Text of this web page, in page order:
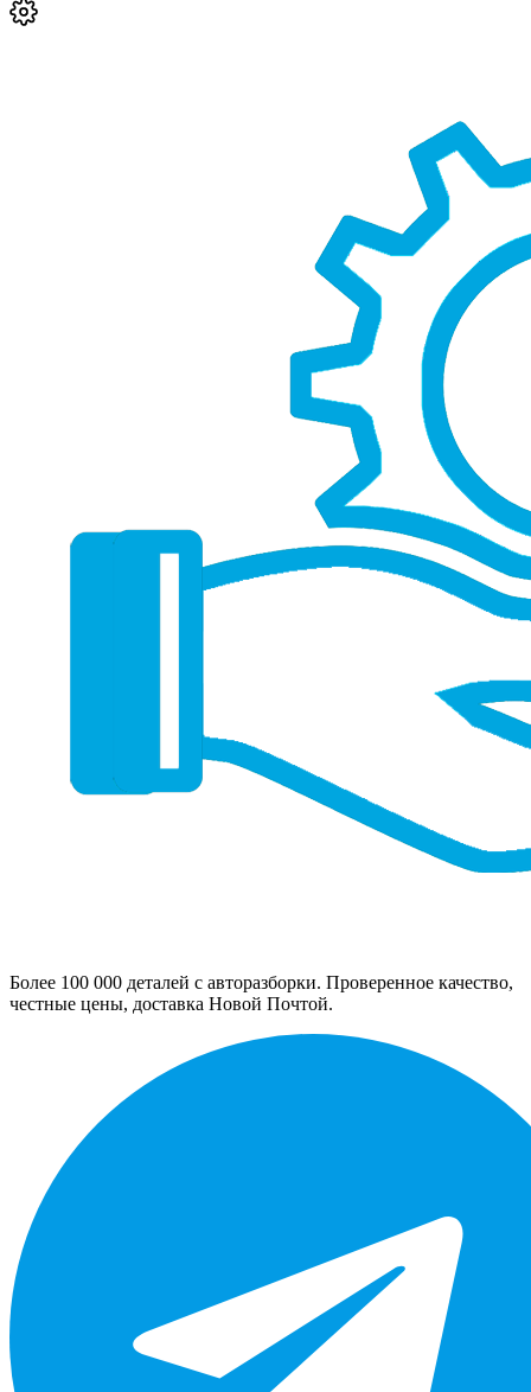
Более 100 000 деталей с авторазборки. Проверенное качество,
честные цены, доставка Новой Почтой.